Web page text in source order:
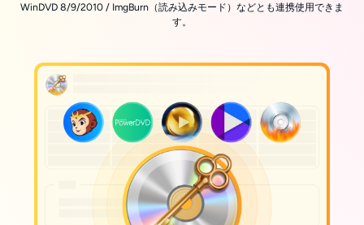
WinDVD 8/9/2010 / ImgBurn（読み込みモード）などとも連携使用できま
す。